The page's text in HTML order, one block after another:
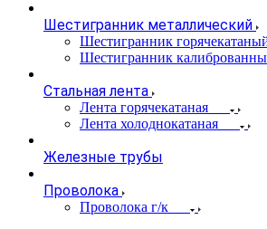
Шестигранник металлический
Шестигранник
Шестигранник
Стальная лента
Лента горячекатаная
Лента холоднокатаная
Железные трубы
Проволока
Проволока г/к